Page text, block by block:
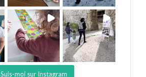
Suis-moi sur Instagram